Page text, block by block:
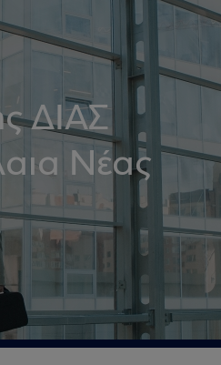
ΔΙΑΣ
Νέας